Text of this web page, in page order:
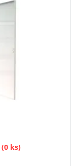
(0 ks)